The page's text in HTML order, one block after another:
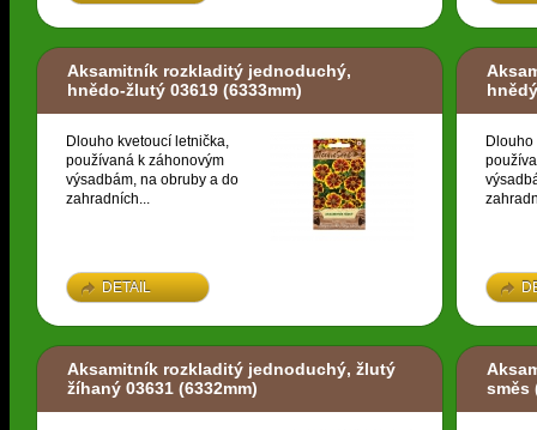
Aksamitník rozkladitý jednoduchý,
hnědo-žlutý 03619 (6333mm)
Dlouho kvetoucí letnička,
používaná k záhonovým
výsadbám, na obruby a do
zahradních...
DETAIL
Aksamitník rozkladitý jednoduchý, žlutý
žíhaný 03631 (6332mm)
směs